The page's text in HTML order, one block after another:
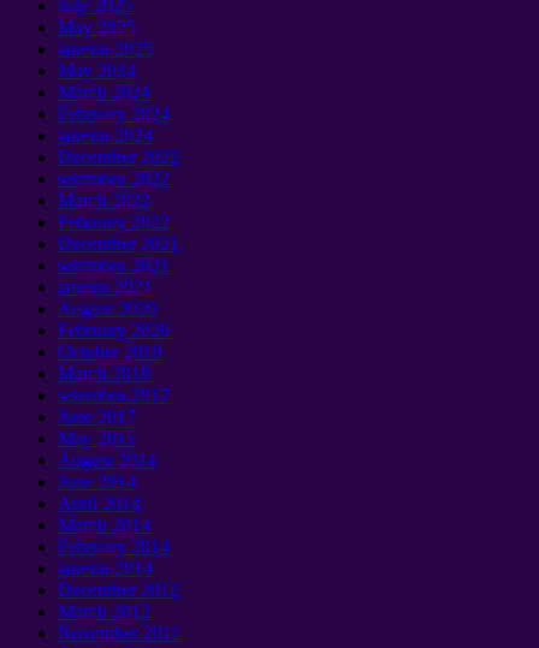
July 2025
May 2025
janeiro 2025
May 2024
March 2024
February 2024
janeiro 2024
December2022
setembro 2022
March 2022
February 2022
December2021
setembro 2021
janeiro 2021
August 2020
February 2020
October2019
March 2018
setembro 2017
June 2017
May 2015
August 2014
June 2014
April 2014
March 2014
February 2014
janeiro 2014
December2012
March 2012
November2011